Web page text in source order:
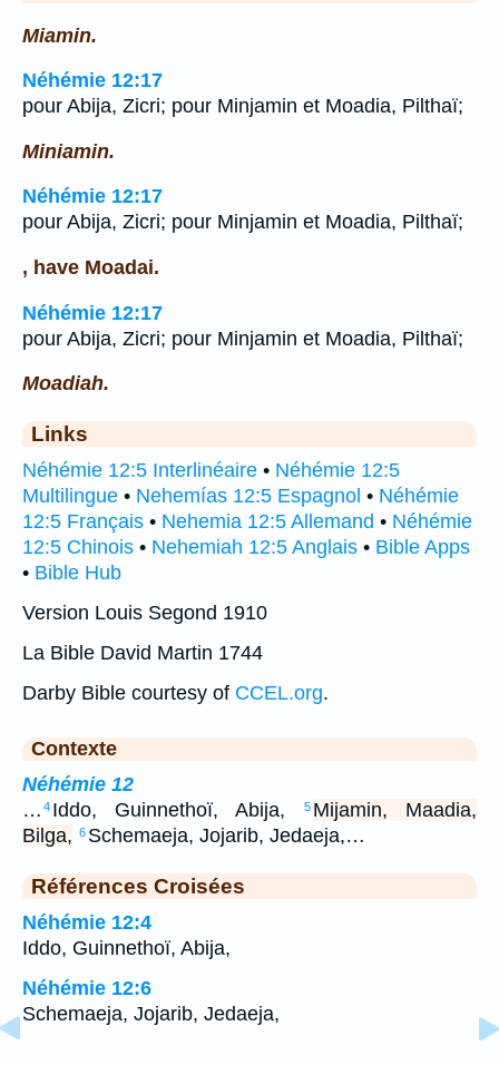
Miamin.
Néhémie 12:17
pour Abija, Zicri; pour Minjamin et Moadia, Pilthaï;
Miniamin.
Néhémie 12:17
pour Abija, Zicri; pour Minjamin et Moadia, Pilthaï;
, have Moadai.
Néhémie 12:17
pour Abija, Zicri; pour Minjamin et Moadia, Pilthaï;
Moadiah.
Links
Néhémie 12:5 Interlinéaire • Néhémie 12:5
Multilingue • Nehemías 12:5 Espagnol • Néhémie
12:5 Français • Nehemia 12:5 Allemand • Néhémie
12:5 Chinois • Nehemiah 12:5 Anglais • Bible Apps
• Bible Hub
Version Louis Segond 1910
La Bible David Martin 1744
Darby Bible courtesy of CCEL.org.
Contexte
Néhémie 12
… 4 Iddo, Guinnethoï, Abija, 5 Mijamin, Maadia,
Bilga, 6 Schemaeja, Jojarib, Jedaeja,…
Références Croisées
Néhémie 12:4
Iddo, Guinnethoï, Abija,
Néhémie 12:6
Schemaeja, Jojarib, Jedaeja,